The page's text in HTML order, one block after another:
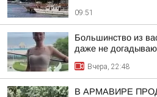
09:51
Большинство из
даже не
Вчера, 22:48
В АРМАВИРЕ